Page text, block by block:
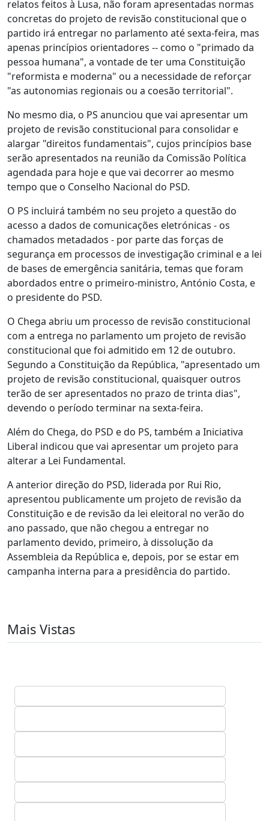
relatos feitos à Lusa, não foram apresentadas normas
concretas do projeto de revisão constitucional que o
partido irá entregar no parlamento até sexta-feira, mas
apenas princípios orientadores -- como o "primado da
pessoa humana", a vontade de ter uma Constituição
"reformista e moderna" ou a necessidade de reforçar
"as autonomias regionais ou a coesão territorial".
No mesmo dia, o PS anunciou que vai apresentar um
projeto de revisão constitucional para consolidar e
alargar "direitos fundamentais", cujos princípios base
serão apresentados na reunião da Comissão Política
agendada para hoje e que vai decorrer ao mesmo
tempo que o Conselho Nacional do PSD.
O PS incluirá também no seu projeto a questão do
acesso a dados de comunicações eletrónicas - os
chamados metadados - por parte das forças de
segurança em processos de investigação criminal e a lei
de bases de emergência sanitária, temas que foram
abordados entre o primeiro-ministro, António Costa, e
o presidente do PSD.
O Chega abriu um processo de revisão constitucional
com a entrega no parlamento um projeto de revisão
constitucional que foi admitido em 12 de outubro.
Segundo a Constituição da República, "apresentado um
projeto de revisão constitucional, quaisquer outros
terão de ser apresentados no prazo de trinta dias",
devendo o período terminar na sexta-feira.
Além do Chega, do PSD e do PS, também a Iniciativa
Liberal indicou que vai apresentar um projeto para
alterar a Lei Fundamental.
A anterior direção do PSD, liderada por Rui Rio,
apresentou publicamente um projeto de revisão da
Constituição e de revisão da lei eleitoral no verão do
ano passado, que não chegou a entregar no
parlamento devido, primeiro, à dissolução da
Assembleia da República e, depois, por se estar em
campanha interna para a presidência do partido.
Mais Vistas